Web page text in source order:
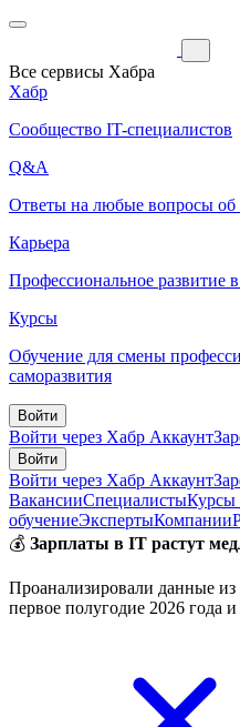
Все сервисы Хабра
Хабр
Сообщество IT-специалистов
Q&A
Ответы на любые вопросы об
Карьера
Профессиональное развитие
Курсы
Обучение для смены
саморазвития
Войти
Войти через Хабр Аккаунт
Войти
Войти через Хабр Аккаунт
ВакансииСпециалистыКурсы
обучениеЭкспертыКомпании
💰 Зарплаты в IT растут
Проанализировали данные из
первое полугодие 2026 года